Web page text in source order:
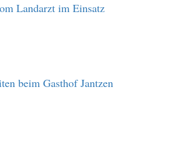
Landarzt im Einsatz
beim Gasthof Jantzen